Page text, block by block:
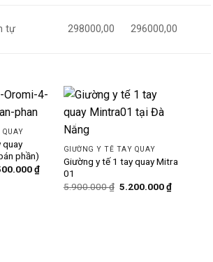
tự
298000,00 296000,00
quay
phần)
₫Giá
hiện
-12%
GIƯỜNG Y TẾ TAY QUAY
Giường y tế 1 tay quay Mitra
01
5.900.000₫ Giá
5.200.000₫Giá
hiện